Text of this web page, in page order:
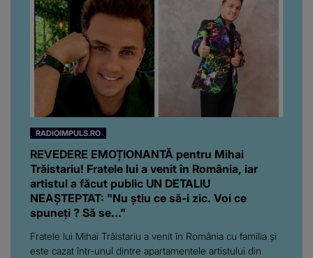
RADIOIMPULS.RO
REVEDERE EMOȚIONANTĂ pentru Mihai
Trăistariu! Fratele lui a venit în România, iar
artistul a făcut public UN DETALIU
NEAȘTEPTAT: "Nu știu ce să-i zic. Voi ce
spuneți ? Să se..."
Fratele lui Mihai Trăistariu a venit în România cu familia și
este cazat într-unul dintre apartamentele artistului din